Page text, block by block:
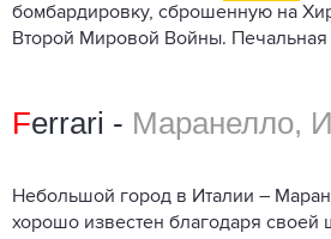
бомбардировку, сброшенную на
Второй Мировой Войны. Печальная
Ferrari - Маранелло,
Небольшой город в Италии –
хорошо известен благодаря своей